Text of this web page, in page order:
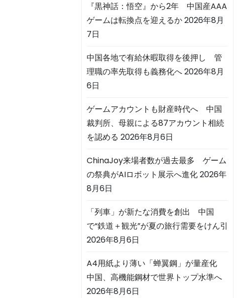
『黒神話：悟空』から2年 中国産AAA
ゲームは転換点を迎えるか2026年8月
7日
中国各地で有給休暇取得を後押し 管
理職の率先取得も義務化へ2026年8月
6日
ゲームアカウントも財産時代へ 中国
裁判所、母親による87アカウント相続
を認める 2026年8月6日
ChinaJoy来場者数が過去最多 ゲーム
の祭典がAIロボット展示へ進化2026年
8月6日
「列車」が新たな消費を創出 中国
で“鉄道＋観光”が夏の旅行需要をけん引
2026年8月6日
A4用紙より薄い「蝉翼鋼」が量産化
中国、高機能鋼材で世界トップ水準へ
2026年8月6日